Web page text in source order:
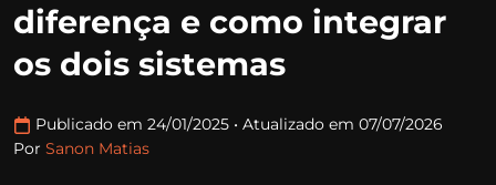
diferença e como integrar
os dois sistemas
Publicado em 24/01/2025 • Atualizado em 07/07/2026
Por Sanon Matias